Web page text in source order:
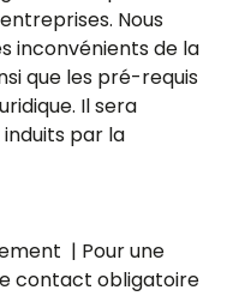
Nous
inconvénients de la
que les pré-requis
Il sera
par la
| Pour une
contact obligatoire